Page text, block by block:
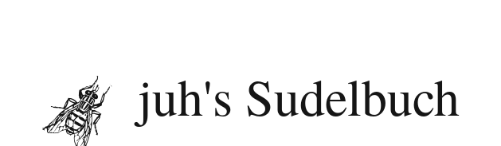
juh's Sudelbuch